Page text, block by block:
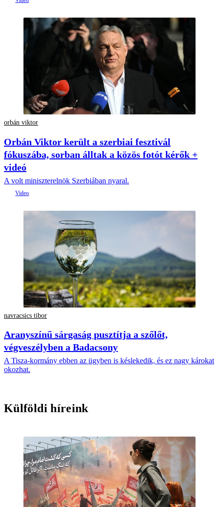
orbán viktor
Orbán Viktor került a szerbiai fesztivál
fókuszába, sorban álltak a közös fotót kérők +
videó
A volt miniszterelnök Szerbiában nyaral.
navracsics tibor
Aranyszínű sárgaság pusztítja a szőlőt,
végveszélyben a Badacsony
A Tisza-kormány ebben az ügyben is késlekedik, és ez nagy károkat
okozhat.
Külföldi híreink